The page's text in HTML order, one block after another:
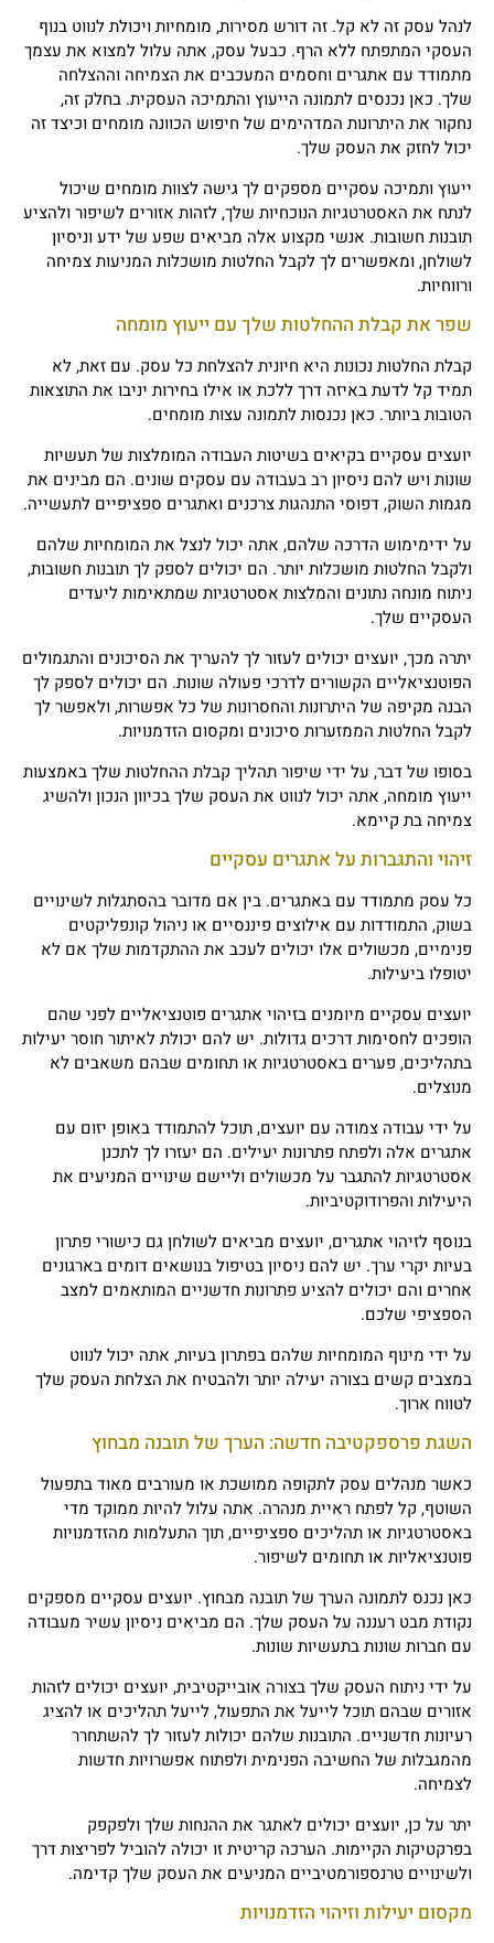
לנהל עסק זה לא קל. זה דורש מסירות, מומחיות ויכולת לנווט בנוף
העסקי המתפתח ללא הרף. כבעל עסק, אתה עלול למצוא את עצמך
מתמודד עם אתגרים וחסמים המעכבים את הצמיחה וההצלחה
שלך. כאן נכנסים לתמונה הייעוץ והתמיכה העסקית. בחלק זה,
נחקור את היתרונות המדהימים של חיפוש הכוונה מומחים וכיצד זה
יכול לחזק את העסק שלך.
ייעוץ ותמיכה עסקיים מספקים לך גישה לצוות מומחים שיכול
לנתח את האסטרטגיות הנוכחיות שלך, לזהות אזורים לשיפור ולהציע
תובנות חשובות. אנשי מקצוע אלה מביאים שפע של ידע וניסיון
לשולחן, ומאפשרים לך לקבל החלטות מושכלות המניעות צמיחה
ורווחיות.
שפר את קבלת ההחלטות שלך עם ייעוץ מומחה
קבלת החלטות נכונות היא חיונית להצלחת כל עסק. עם זאת, לא
תמיד קל לדעת באיזה דרך ללכת או אילו בחירות יניבו את התוצאות
הטובות ביותר. כאן נכנסות לתמונה עצות מומחים.
יועצים עסקיים בקיאים בשיטות העבודה המומלצות של תעשיות
שונות ויש להם ניסיון רב בעבודה עם עסקים שונים. הם מבינים את
מגמות השוק, דפוסי התנהגות צרכנים ואתגרים ספציפיים לתעשייה.
על ידימימוש הדרכה שלהם, אתה יכול לנצל את המומחיות שלהם
ולקבל החלטות מושכלות יותר. הם יכולים לספק לך תובנות חשובות,
ניתוח מונחה נתונים והמלצות אסטרטגיות שמתאימות ליעדים
העסקיים שלך.
יתרה מכך, יועצים יכולים לעזור לך להעריך את הסיכונים והתגמולים
הפוטנציאליים הקשורים לדרכי פעולה שונות. הם יכולים לספק לך
הבנה מקיפה של היתרונות והחסרונות של כל אפשרות, ולאפשר לך
לקבל החלטות הממזערות סיכונים ומקסום הזדמנויות.
בסופו של דבר, על ידי שיפור תהליך קבלת ההחלטות שלך באמצעות
ייעוץ מומחה, אתה יכול לנווט את העסק שלך בכיוון הנכון ולהשיג
צמיחה בת קיימא.
זיהוי והתגברות על אתגרים עסקיים
כל עסק מתמודד עם באתגרים. בין אם מדובר בהסתגלות לשינויים
בשוק, התמודדות עם אילוצים פיננסיים או ניהול קונפליקטים
פנימיים, מכשולים אלו יכולים לעכב את ההתקדמות שלך אם לא
יטופלו ביעילות.
יועצים עסקיים מיומנים בזיהוי אתגרים פוטנציאליים לפני שהם
הופכים לחסימות דרכים גדולות. יש להם יכולת לאיתור חוסר יעילות
בתהליכים, פערים באסטרטגיות או תחומים שבהם משאבים לא
מנוצלים.
על ידי עבודה צמודה עם יועצים, תוכל להתמודד באופן יזום עם
אתגרים אלה ולפתח פתרונות יעילים. הם יעזרו לך לתכנן
אסטרטגיות להתגבר על מכשולים וליישם שינויים המניעים את
היעילות והפרודוקטיביות.
בנוסף לזיהוי אתגרים, יועצים מביאים לשולחן גם כישורי פתרון
בעיות יקרי ערך. יש להם ניסיון בטיפול בנושאים דומים בארגונים
אחרים והם יכולים להציע פתרונות חדשניים המותאמים למצב
הספציפי שלכם.
על ידי מינוף המומחיות שלהם בפתרון בעיות, אתה יכול לנווט
במצבים קשים בצורה יעילה יותר ולהבטיח את הצלחת העסק שלך
לטווח ארוך.
השגת פרספקטיבה חדשה: הערך של תובנה מבחוץ
כאשר מנהלים עסק לתקופה ממושכת או מעורבים מאוד בתפעול
השוטף, קל לפתח ראיית מנהרה. אתה עלול להיות ממוקד מדי
באסטרטגיות או תהליכים ספציפיים, תוך התעלמות מהזדמנויות
פוטנציאליות או תחומים לשיפור.
כאן נכנס לתמונה הערך של תובנה מבחוץ. יועצים עסקיים מספקים
נקודת מבט רעננה על העסק שלך. הם מביאים ניסיון עשיר מעבודה
עם חברות שונות בתעשיות שונות.
על ידי ניתוח העסק שלך בצורה אובייקטיבית, יועצים יכולים לזהות
אזורים שבהם תוכל לייעל את התפעול, לייעל תהליכים או להציג
רעיונות חדשניים. התובנות שלהם יכולות לעזור לך להשתחרר
מהמגבלות של החשיבה הפנימית ולפתוח אפשרויות חדשות
לצמיחה.
יתר על כן, יועצים יכולים לאתגר את ההנחות שלך ולפקפק
בפרקטיקות הקיימות. הערכה קריטית זו יכולה להוביל לפריצות דרך
ולשינויים טרנספורמטיביים המניעים את העסק שלך קדימה.
מקסום יעילות וזיהוי הזדמנויות